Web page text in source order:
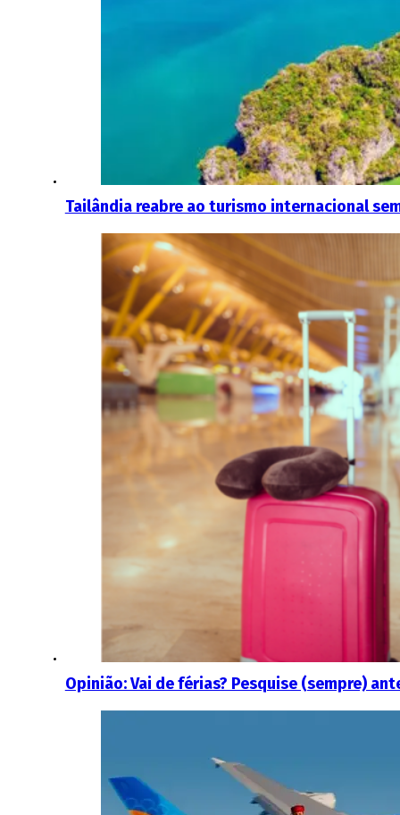
Tailândia reabre ao turismo internacional
Opinião: Vai de férias? Pesquise (sempre)